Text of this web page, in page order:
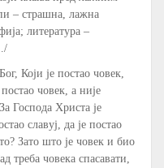
– страшна, лажна
литература –
Који је постао човек,
човек, а није
Господа Христа је
славуј, да је постао
Зато што је човек и био
треба човека спасавати,